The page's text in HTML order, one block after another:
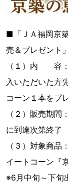
■「ＪＡ福岡京
売＆プレゼント
（１）内 容：
入いただいた方
コーン１本をプ
（２）販売期
に到達次第終了
（３）対象商
イートコーン『
※6月中旬～下旬